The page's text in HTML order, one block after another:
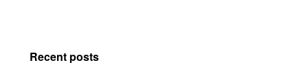
Recent posts